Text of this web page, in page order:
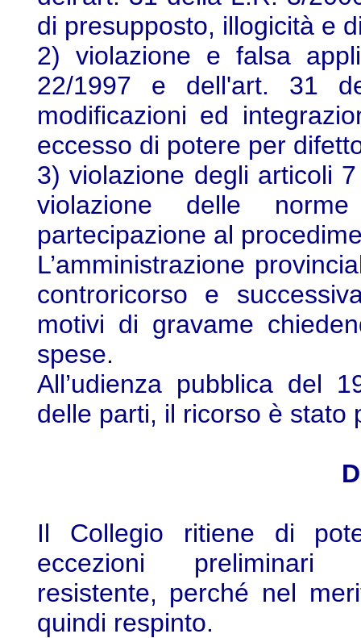
di presupposto, illogicità e
2) violazione e falsa
22/1997 e dell'art. 31
modificazioni ed
eccesso di potere per
3) violazione degli articoli
violazione delle
partecipazione al
L’amministrazione
controricorso e
motivi di gravame
spese.
All’udienza pubblica del
delle parti, il ricorso è stato
Il Collegio ritiene di
eccezioni preliminari
resistente, perché nel
quindi respinto.